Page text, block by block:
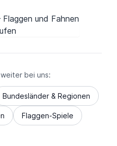
bei uns:
Bundesländer & Regionen
Flaggen-Spiele